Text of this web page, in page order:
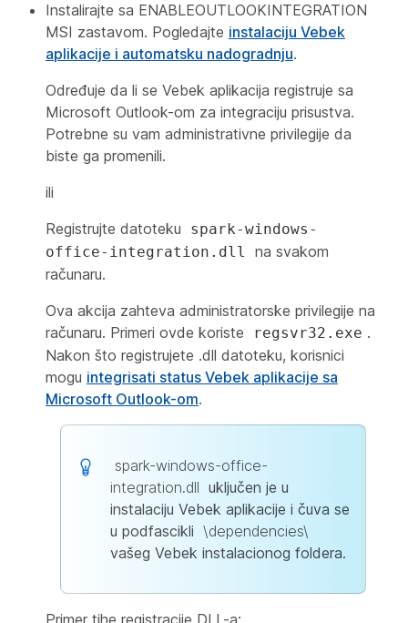
Instalirajte sa ENABLEOUTLOOKINTEGRATION
MSI zastavom. Pogledajte instalaciju Vebek
aplikacije i automatsku nadogradnju.
Određuje da li se Vebek aplikacija registruje sa
Microsoft Outlook-om za integraciju prisustva.
Potrebne su vam administrativne privilegije da
biste ga promenili.
ili
Registrujte datoteku
spark-windows-
office-integration.dll
na svakom
računaru.
Ova akcija zahteva administratorske privilegije na
računaru. Primeri ovde koriste
regsvr32.exe .
Nakon što registrujete .dll datoteku, korisnici
mogu integrisati status Vebek aplikacije sa
Microsoft Outlook-om.
spark-windows-office-
integration.dll uključen je u
instalaciju Vebek aplikacije i čuva se
u podfascikli \dependencies\
vašeg Vebek instalacionog foldera.
Primer tihe registracije DLL-a: